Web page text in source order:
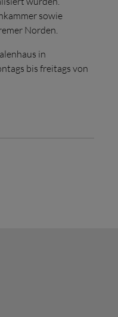
sowie
Norden.
in
bis freitags von